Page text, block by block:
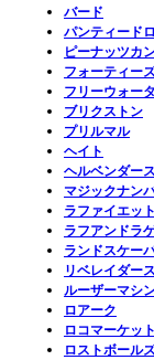
バード
パンティード
ピーナッツカ
フォーティー
フリーウォー
ブリクストン
プリルマル
ヘイト
ヘルベンダース
マジックナン
ラファイエット
ラフアンドラ
ランドスケー
リベレイダース
ルーザーマシ
ロアーク
ロコマーケット
ロストボール